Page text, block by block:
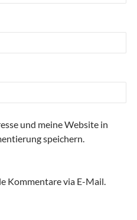
und meine Website in
speichern.
Kommentare via E-Mail.